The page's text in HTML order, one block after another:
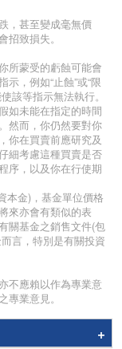
，甚至變成毫無價
致損失。
所蒙受的虧蝕可能會
，例如“止蝕”或“限
該等指示無法執行。
如未能在指定的時間
然而，你仍然要對你
你在買賣前應研究及
細考慮這種買賣是否
序，以及你在行使期
本金)，基金單位價格
來亦會有類似的表
關基金之銷售文件(包
言，特別是有關投資
不應賴以作為專業意
業意見。